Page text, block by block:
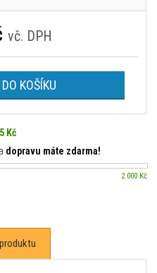
vč. DPH
DO KOŠÍKU
Kč
a dopravu máte zdarma!
2 000 Kč